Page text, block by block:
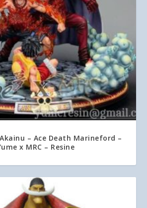
– Ace Death Marineford –
x MRC – Resine